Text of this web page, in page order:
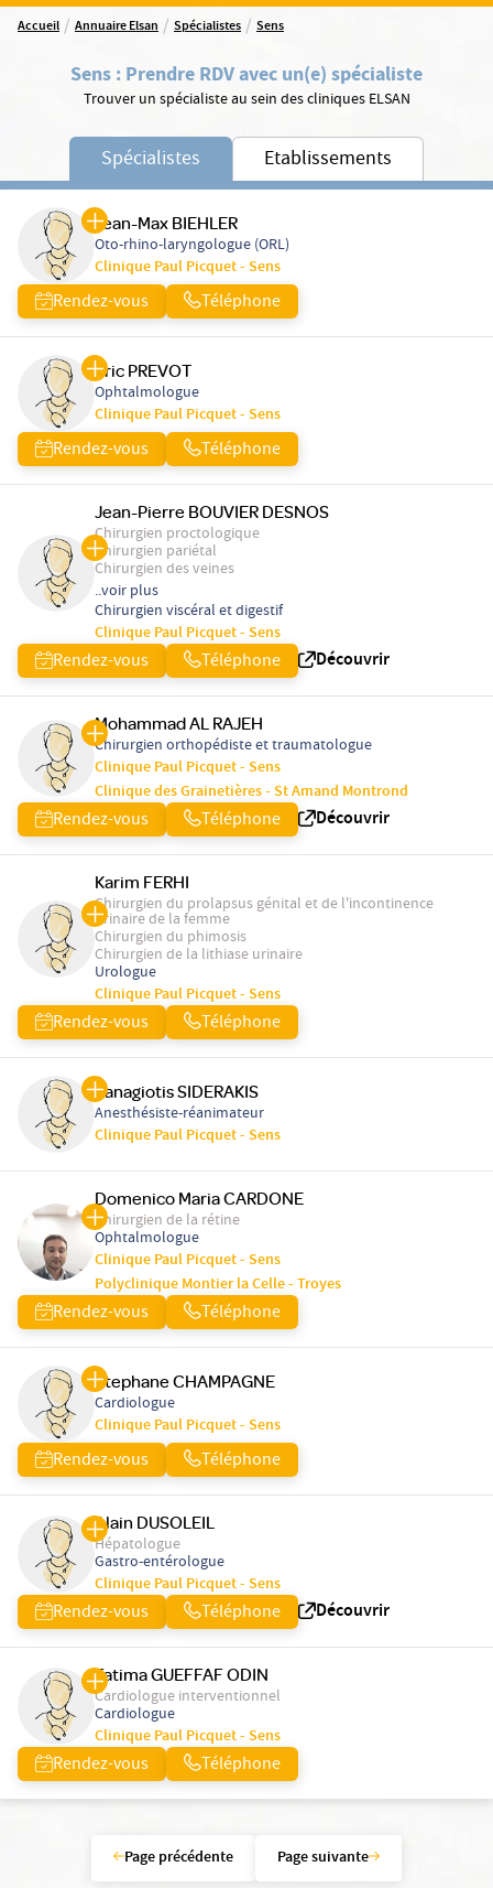
Accueil / Annuaire Elsan / Spécialistes / Sens
Sens : Prendre RDV avec un(e) spécialiste
Trouver un spécialiste au sein des cliniques ELSAN
Spécialistes Etablissements
Jean-Max BIEHLER
Oto-rhino-laryngologue (ORL)
Clinique Paul Picquet - Sens
Rendez-vous Téléphone
Eric PREVOT
Ophtalmologue
Clinique Paul Picquet - Sens
Rendez-vous Téléphone
Jean-Pierre BOUVIER DESNOS
Chirurgien proctologique
Chirurgien pariétal
Chirurgien des veines
..voir plus
Chirurgien viscéral et digestif
Clinique Paul Picquet - Sens
Rendez-vous Téléphone Découvrir
Mohammad AL RAJEH
Chirurgien orthopédiste et traumatologue
Clinique Paul Picquet - Sens
Clinique des Grainetières - St Amand Montrond
Rendez-vous Téléphone Découvrir
Karim FERHI
Chirurgien du prolapsus génital et de l'incontinence
urinaire de la femme
Chirurgien du phimosis
Chirurgien de la lithiase urinaire
Urologue
Clinique Paul Picquet - Sens
Rendez-vous Téléphone
Panagiotis SIDERAKIS
Anesthésiste-réanimateur
Clinique Paul Picquet - Sens
Domenico Maria CARDONE
Chirurgien de la rétine
Ophtalmologue
Clinique Paul Picquet - Sens
Polyclinique Montier la Celle - Troyes
Rendez-vous Téléphone
Stephane CHAMPAGNE
Cardiologue
Clinique Paul Picquet - Sens
Rendez-vous Téléphone
Alain DUSOLEIL
Hépatologue
Gastro-entérologue
Clinique Paul Picquet - Sens
Rendez-vous Téléphone Découvrir
Fatima GUEFFAF ODIN
Cardiologue interventionnel
Cardiologue
Clinique Paul Picquet - Sens
Rendez-vous Téléphone
Page précédente Page suivante